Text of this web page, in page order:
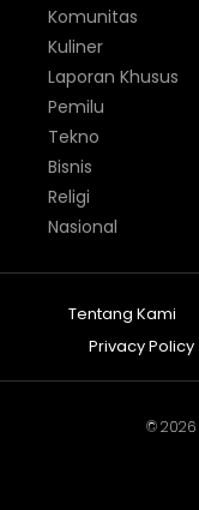
Komunitas
Kuliner
Laporan Khusus
Pemilu
Tekno
Bisnis
Religi
Nasional
Tentang Kami
Privacy Policy
© 2026